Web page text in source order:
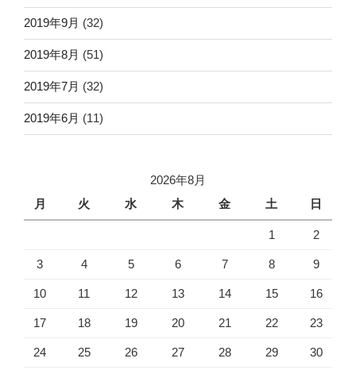
2019年9月 (32)
2019年8月 (51)
2019年7月 (32)
2019年6月 (11)
2026年8月
月
火 水 木 金 土 日
1 2
3 4 5 6 7 8 9
10 11 12 13 14 15 16
17 18 19 20 21 22 23
24 25 26 27 28 29 30